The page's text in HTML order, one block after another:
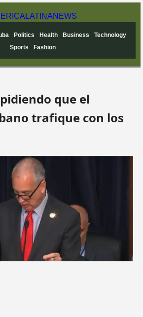
LATINANEWS
Politics Health Business
Technology
Sports
Fashion
que el
trafique con los